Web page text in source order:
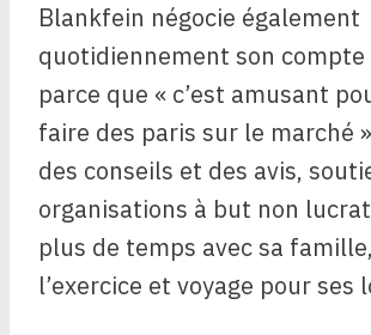
Blankfein négocie également
quotidiennement son
parce que « c’est amusant
faire des paris sur le marché
des conseils et des avis,
organisations à but non
plus de temps avec sa
l’exercice et voyage pour ses